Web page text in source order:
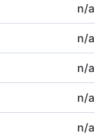
n/a
n/a
n/a
n/a
n/a